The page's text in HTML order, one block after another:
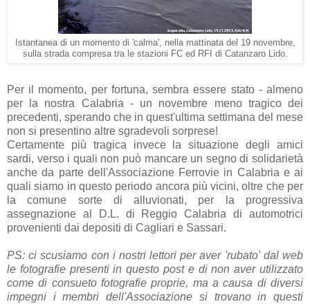
Istantanea di un momento di 'calma', nella mattinata del 19 novembre,
sulla strada compresa tra le stazioni FC ed RFI di Catanzaro Lido.
Per il momento, per fortuna, sembra essere stato - almeno
per la nostra Calabria - un novembre meno tragico dei
precedenti, sperando che in quest'ultima settimana del mese
non si presentino altre sgradevoli sorprese!
Certamente più tragica invece la situazione degli amici
sardi, verso i quali non può mancare un segno di solidarietà
anche da parte dell'Associazione Ferrovie in Calabria e ai
quali siamo in questo periodo ancora più vicini, oltre che per
la comune sorte di alluvionati, per la progressiva
assegnazione al D.L. di Reggio Calabria di automotrici
provenienti dai depositi di Cagliari e Sassari.
PS: ci scusiamo con i nostri lettori per aver 'rubato' dal web
le fotografie presenti in questo post e di non aver utilizzato
come di consueto fotografie proprie, ma a causa di diversi
impegni i membri dell'Associazione si trovano in questi